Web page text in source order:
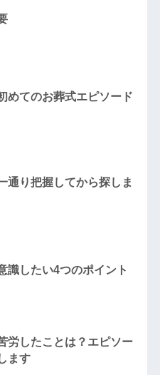
めてのお葬式エピソード
通り把握してから探しま
識したい4つのポイント
労したことは？エピソー
ます